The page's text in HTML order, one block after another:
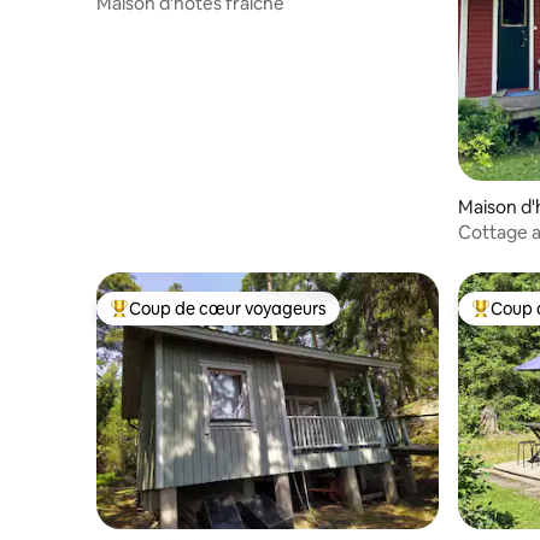
Maison
Cottage
Coups de cœur voyageurs les plus appréciés
Coup de cœur voyageurs Coups
Coup